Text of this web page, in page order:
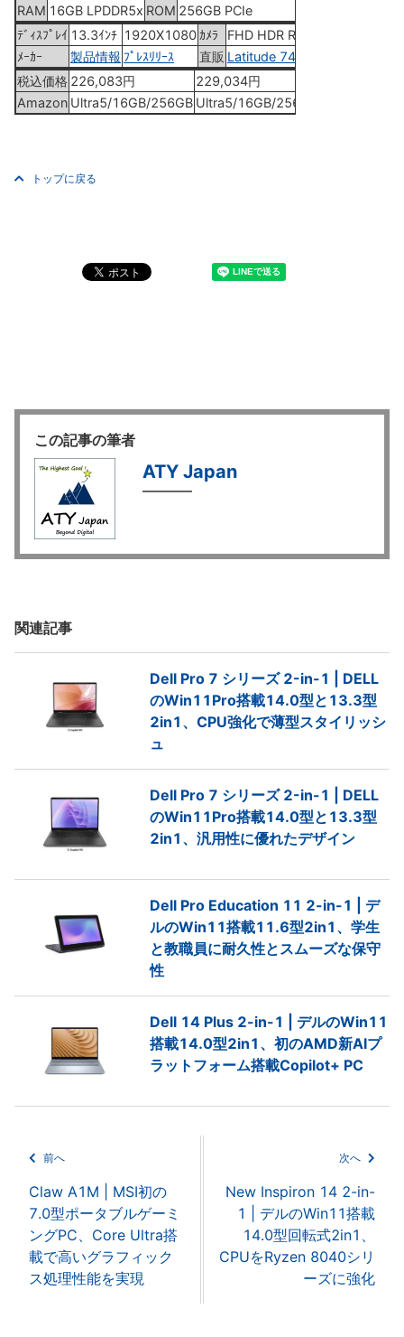
RAM 16GB LPDDR5x ROM 256GB PCIe
ﾃﾞｨｽﾌﾟﾚｲ 13.3ｲﾝﾁ 1920X1080 ｶﾒﾗ
FHD HDR RGB
ﾒｰｶｰ
製品情報 ﾌﾟﾚｽﾘﾘｰｽ 直販 Latitude 7400
税込価格 226,083円 229,034円
Amazon Ultra5/16GB/256GB Ultra5/16GB/256GB
トップに戻る
この記事の筆者
ATY Japan
関連記事
Dell Pro 7 シリーズ 2-in-1 | DELL
のWin11Pro搭載14.0型と13.3型
2in1、CPU強化で薄型スタイリッシ
ュ
Dell Pro 7 シリーズ 2-in-1 | DELL
のWin11Pro搭載14.0型と13.3型
2in1、汎用性に優れたデザイン
Dell Pro Education 11 2-in-1 | デ
ルのWin11搭載11.6型2in1、学生
と教職員に耐久性とスムーズな保守
性
Dell 14 Plus 2-in-1 | デルのWin11
搭載14.0型2in1、初のAMD新AIプ
ラットフォーム搭載Copilot+ PC
前へ
Claw A1M | MSI初の
7.0型ポータブルゲーミ
ングPC、Core Ultra搭
載で高いグラフィック
ス処理性能を実現
次へ
New Inspiron 14 2-in-
1 | デルのWin11搭載
14.0型回転式2in1、
CPUをRyzen 8040シリ
ーズに強化